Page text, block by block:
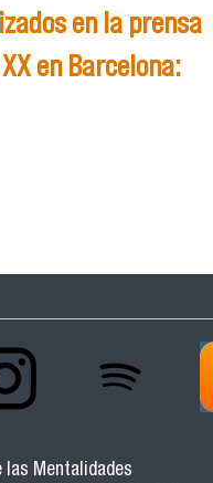
en la prensa
en Barcelona:
en la
del siglo XX en
las Mentalidades